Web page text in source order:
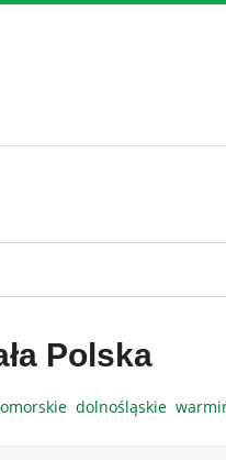
Polska
dolnośląskie